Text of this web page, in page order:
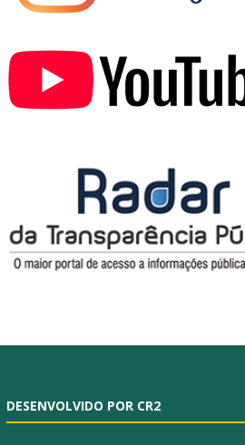
DESENVOLVIDO POR CR2